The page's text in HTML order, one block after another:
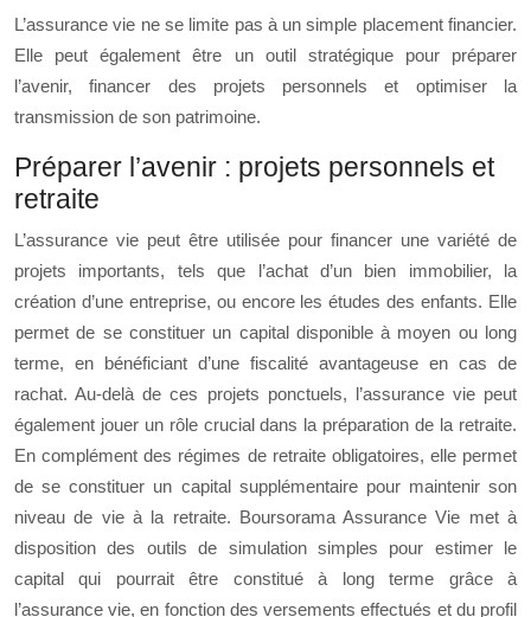
L’assurance vie ne se limite pas à un simple placement financier.
Elle peut également être un outil stratégique pour préparer
l’avenir, financer des projets personnels et optimiser la
transmission de son patrimoine.
Préparer l’avenir : projets personnels et
retraite
L’assurance vie peut être utilisée pour financer une variété de
projets importants, tels que l’achat d’un bien immobilier, la
création d’une entreprise, ou encore les études des enfants. Elle
permet de se constituer un capital disponible à moyen ou long
terme, en bénéficiant d’une fiscalité avantageuse en cas de
rachat. Au-delà de ces projets ponctuels, l’assurance vie peut
également jouer un rôle crucial dans la préparation de la retraite.
En complément des régimes de retraite obligatoires, elle permet
de se constituer un capital supplémentaire pour maintenir son
niveau de vie à la retraite. Boursorama Assurance Vie met à
disposition des outils de simulation simples pour estimer le
capital qui pourrait être constitué à long terme grâce à
l’assurance vie, en fonction des versements effectués et du profil